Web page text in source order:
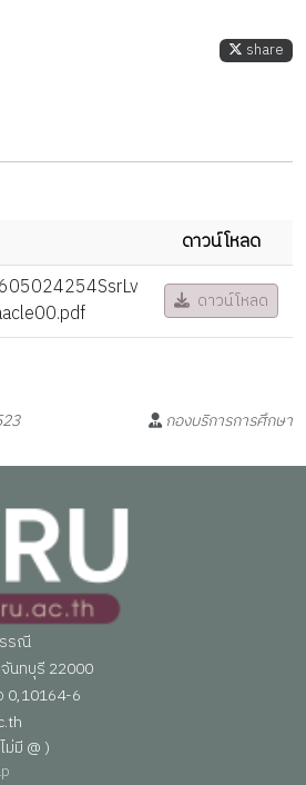
share
ดาวน์โหลด
ดาวน์โหลด
กองบริการการศึกษา
รณี
นทบุรี 22000
0,10164-6
ม่มี @ )